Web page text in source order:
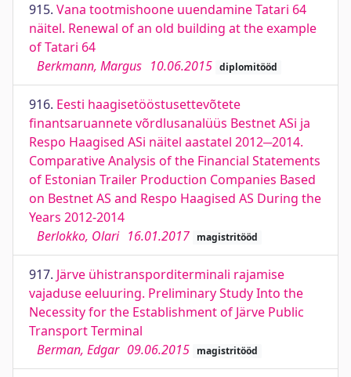
915. Vana tootmishoone uuendamine Tatari 64
näitel. Renewal of an old building at the example
of Tatari 64
Berkmann, Margus 10.06.2015 diplomitööd
916. Eesti haagisetööstusettevõtete
finantsaruannete võrdlusanalüüs Bestnet ASi ja
Respo Haagised ASi näitel aastatel 2012─2014.
Comparative Analysis of the Financial Statements
of Estonian Trailer Production Companies Based
on Bestnet AS and Respo Haagised AS During the
Years 2012-2014
Berlokko, Olari 16.01.2017 magistritööd
917. Järve ühistransporditerminali rajamise
vajaduse eeluuring. Preliminary Study Into the
Necessity for the Establishment of Järve Public
Transport Terminal
Berman, Edgar 09.06.2015 magistritööd